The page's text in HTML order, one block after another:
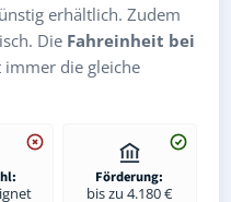
erhältlich. Zudem
Die Fahreinheit bei
immer die gleiche
Förderung:
bis zu 4.180 €